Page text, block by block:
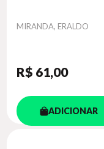
Autor
MIRANDA, ERALDO
R$ 61,00
ADICIONAR